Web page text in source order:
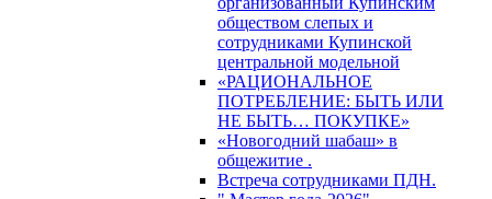
обществом слепых и
сотрудниками Купинской
центральной модельной
«РАЦИОНАЛЬНОЕ
ПОТРЕБЛЕНИЕ: БЫТЬ ИЛИ
НЕ БЫТЬ… ПОКУПКЕ»
«Новогодний шабаш» в
общежитие .
Встреча сотрудниками ПДН.